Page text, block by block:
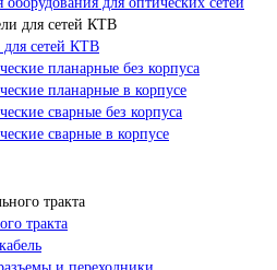
для сетей КТВ
планарные без корпуса
планарные в корпусе
сварные без корпуса
сварные в корпусе
тракта